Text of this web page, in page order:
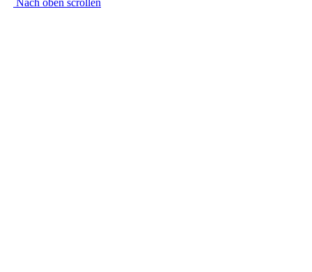
Nach oben scrollen